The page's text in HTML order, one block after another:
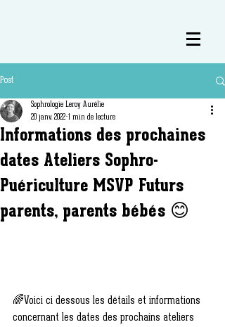
Post
Informations des prochaines
dates Ateliers Sophro-
Puériculture MSVP Futurs
parents, parents bébés 😊
Sophrologie Leroy Aurélie
20 janv. 2022 1 min de lecture
🌈Voici ci dessous les détails et informations
concernant les dates des prochains ateliers